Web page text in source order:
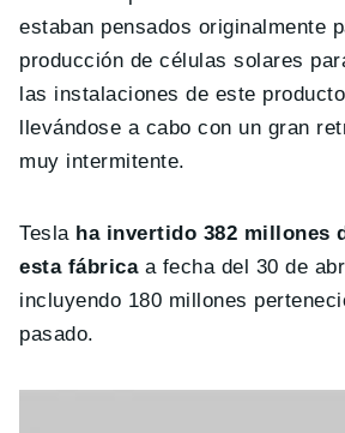
estaban pensados originalmente
producción de células solares
las instalaciones de este
llevándose a cabo con un gran
muy intermitente.
Tesla ha invertido 382 millones
esta fábricaa fecha del 30 de
incluyendo 180 millones
pasado.